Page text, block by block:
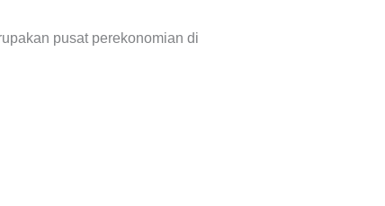
pusat perekonomian di